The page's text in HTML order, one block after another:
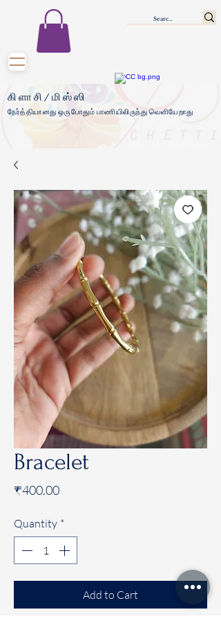
கிளாசி/மிஸ்ஸி
நேர்த்தியானது ஒருபோதும் பாணியிலிருந்து வெளியேறாது
Bracelet
₹400.00Price
Quantity *
Add to Cart